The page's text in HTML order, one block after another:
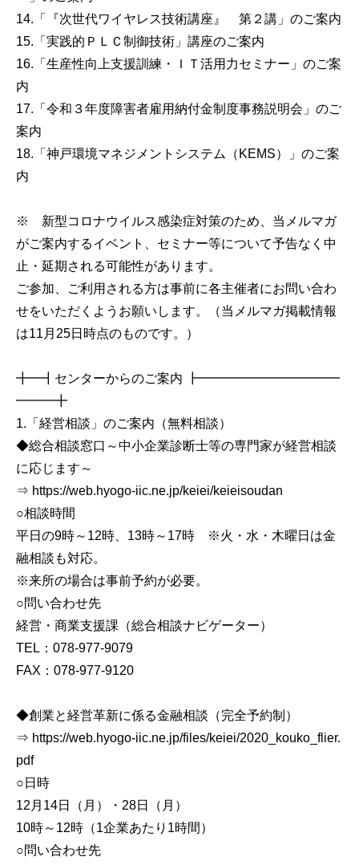
14.「『次世代ワイヤレス技術講座』 第２講」のご案内
15.「実践的ＰＬＣ制御技術」講座のご案内
16.「生産性向上支援訓練・ＩＴ活用力セミナー」のご案
内
17.「令和３年度障害者雇用納付金制度事務説明会」のご
案内
18.「神戸環境マネジメントシステム（KEMS）」のご案
内
※ 新型コロナウイルス感染症対策のため、当メルマガ
がご案内するイベント、セミナー等について予告なく中
止・延期される可能性があります。
ご参加、ご利用される方は事前に各主催者にお問い合わ
せをいただくようお願いします。（当メルマガ掲載情報
は11月25日時点のものです。）
╋━┫センターからのご案内 ┣━━━━━━━━━━━
━━━╋
1.「経営相談」のご案内（無料相談）
◆総合相談窓口～中小企業診断士等の専門家が経営相談
に応じます～
⇒ https://web.hyogo-iic.ne.jp/keiei/keieisoudan
○相談時間
平日の9時～12時、13時～17時 ※火・水・木曜日は金
融相談も対応。
※来所の場合は事前予約が必要。
○問い合わせ先
経営・商業支援課（総合相談ナビゲーター）
TEL：078-977-9079
FAX：078-977-9120
◆創業と経営革新に係る金融相談（完全予約制）
⇒ https://web.hyogo-iic.ne.jp/files/keiei/2020_kouko_flier.
pdf
○日時
12月14日（月）・28日（月）
10時～12時（1企業あたり1時間）
○問い合わせ先